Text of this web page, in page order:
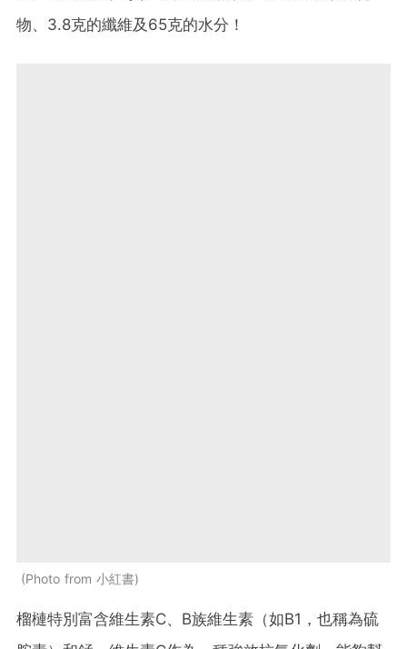
物、3.8克的纖維及65克的水分！
Photo from 小紅書
榴槤特別富含維生素C、B族維生素（如B1，也稱為硫